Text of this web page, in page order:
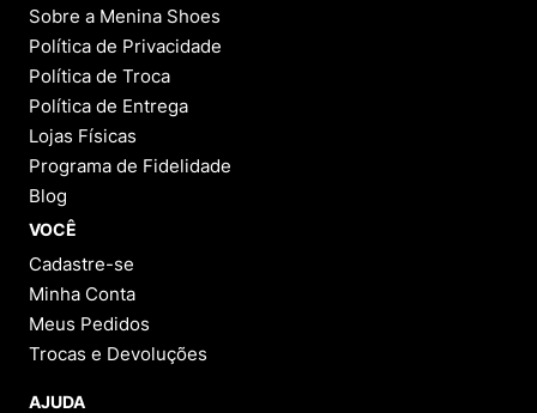
Sobre a Menina Shoes
Política de Privacidade
Política de Troca
Política de Entrega
Lojas Físicas
Programa de Fidelidade
Blog
VOCÊ
Cadastre-se
Minha Conta
Meus Pedidos
Trocas e Devoluções
AJUDA